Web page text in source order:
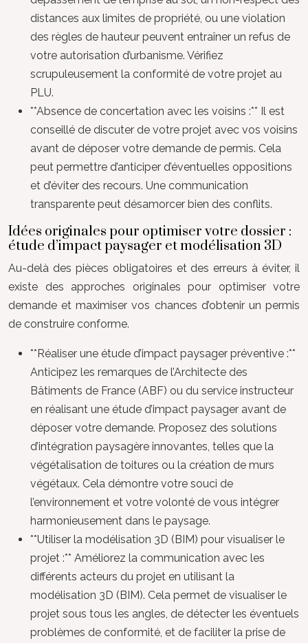
distances aux limites de propriété, ou une violation
des règles de hauteur peuvent entraîner un refus de
votre autorisation d’urbanisme. Vérifiez
scrupuleusement la conformité de votre projet au
PLU.
**Absence de concertation avec les voisins :** Il est
conseillé de discuter de votre projet avec vos voisins
avant de déposer votre demande de permis. Cela
peut permettre d’anticiper d’éventuelles oppositions
et d’éviter des recours. Une communication
transparente peut désamorcer bien des conflits.
Idées originales pour optimiser votre dossier :
étude d’impact paysager et modélisation 3D
Au-delà des pièces obligatoires et des erreurs à éviter, il
existe des approches originales pour optimiser votre
demande et maximiser vos chances d’obtenir un permis
de construire conforme.
**Réaliser une étude d’impact paysager préventive :**
Anticipez les remarques de l’Architecte des
Bâtiments de France (ABF) ou du service instructeur
en réalisant une étude d’impact paysager avant de
déposer votre demande. Proposez des solutions
d’intégration paysagère innovantes, telles que la
végétalisation de toitures ou la création de murs
végétaux. Cela démontre votre souci de
l’environnement et votre volonté de vous intégrer
harmonieusement dans le paysage.
**Utiliser la modélisation 3D (BIM) pour visualiser le
projet :** Améliorez la communication avec les
différents acteurs du projet en utilisant la
modélisation 3D (BIM). Cela permet de visualiser le
projet sous tous les angles, de détecter les éventuels
problèmes de conformité, et de faciliter la prise de